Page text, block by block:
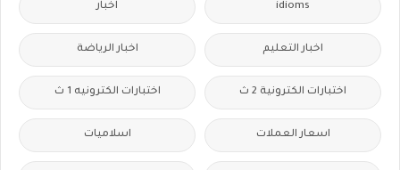
idioms اخبار
اخبار التعليم اخبار الرياضة
اختبارات الكترونية 2 ث اختبارات الكترونيه 1 ث
اسعار العملات اسلاميات